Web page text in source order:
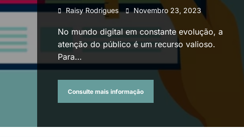
Raisy Rodrigues Novembro 23, 2023
No mundo digital em constante evolução, a
atenção do público é um recurso valioso.
Para…
Consulte mais informação